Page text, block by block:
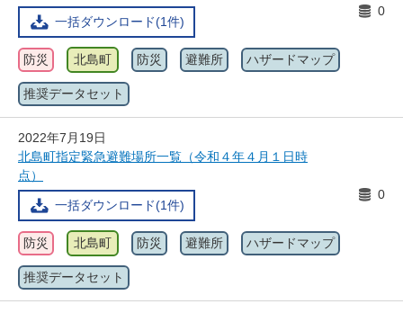
一括ダウンロード(1件)
0
防災 北島町 防災 避難所 ハザードマップ
推奨データセット
2022年7月19日
北島町指定緊急避難場所一覧（令和４年４月１日時
点）
一括ダウンロード(1件)
0
防災 北島町 防災 避難所 ハザードマップ
推奨データセット